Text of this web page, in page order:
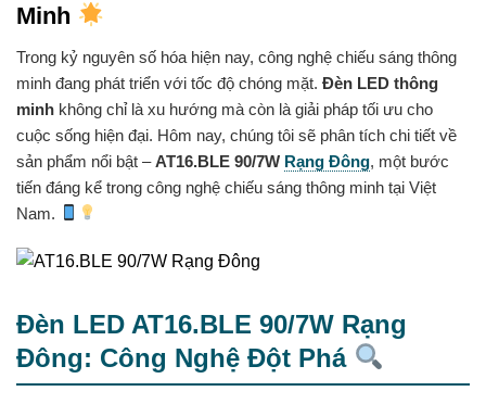
Minh
Trong kỷ nguyên số hóa hiện nay, công nghệ chiếu sáng thông
minh đang phát triển với tốc độ chóng mặt. Đèn LED thông
minh không chỉ là xu hướng mà còn là giải pháp tối ưu cho
cuộc sống hiện đại. Hôm nay, chúng tôi sẽ phân tích chi tiết về
sản phẩm nổi bật –AT16.BLE 90/7W Rạng Đông, một bước
tiến đáng kể trong công nghệ chiếu sáng thông minh tại Việt
Nam.
Đèn LED AT16.BLE 90/7W Rạng
Đông: Công Nghệ Đột Phá